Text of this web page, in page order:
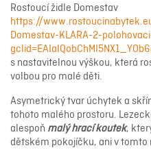
Rostoucí židle Domestav
https://
Domestav-KLARA-2-
s nastavitelnou výškou, která
volbou pro malé děti.
Asymetrický tvar úchytek a
tohoto malého prostoru.
alespoň malý hrací koutek,
dětském pokojíčku, ani v